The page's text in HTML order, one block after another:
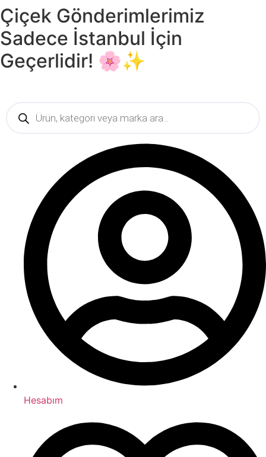
Skip
to
content
Çiçek Gönderimlerimiz
Sadece İstanbul İçin
Geçerlidir! 🌸✨
search
Hesabım